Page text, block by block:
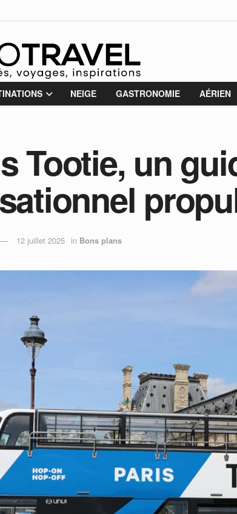
NEIGE GASTRONOMIE AÉRIEN
Tootie, un
12 juillet 2025 in Bons plans